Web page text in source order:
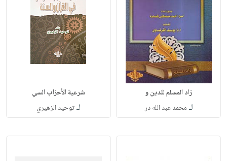
زاد المسلم للدين و
لـ محمد عبد الله در
شرعية الأحزاب السي
لـتوحيد الزهيري